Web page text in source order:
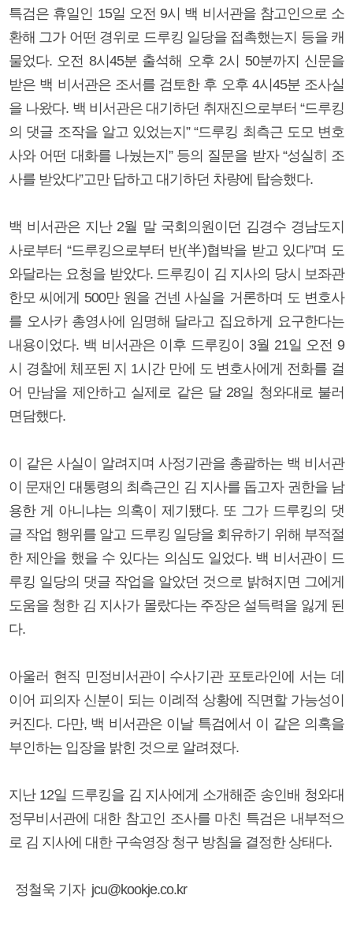
특검은 휴일인 15일 오전 9시 백 비서관을 참고인으로 소
환해 그가 어떤 경위로 드루킹 일당을 접촉했는지 등을 캐
물었다. 오전 8시45분 출석해 오후 2시 50분까지 신문을
받은 백 비서관은 조서를 검토한 후 오후 4시45분 조사실
을 나왔다. 백 비서관은 대기하던 취재진으로부터 “드루킹
의 댓글 조작을 알고 있었는지” “드루킹 최측근 도모 변호
사와 어떤 대화를 나눴는지” 등의 질문을 받자 “성실히 조
사를 받았다”고만 답하고 대기하던 차량에 탑승했다.
백 비서관은 지난 2월 말 국회의원이던 김경수 경남도지
사로부터 “드루킹으로부터 반(半)협박을 받고 있다”며 도
와달라는 요청을 받았다. 드루킹이 김 지사의 당시 보좌관
한모 씨에게 500만 원을 건넨 사실을 거론하며 도 변호사
를 오사카 총영사에 임명해 달라고 집요하게 요구한다는
내용이었다. 백 비서관은 이후 드루킹이 3월 21일 오전 9
시 경찰에 체포된 지 1시간 만에 도 변호사에게 전화를 걸
어 만남을 제안하고 실제로 같은 달 28일 청와대로 불러
면담했다.
이 같은 사실이 알려지며 사정기관을 총괄하는 백 비서관
이 문재인 대통령의 최측근인 김 지사를 돕고자 권한을 남
용한 게 아니냐는 의혹이 제기됐다. 또 그가 드루킹의 댓
글 작업 행위를 알고 드루킹 일당을 회유하기 위해 부적절
한 제안을 했을 수 있다는 의심도 일었다. 백 비서관이 드
루킹 일당의 댓글 작업을 알았던 것으로 밝혀지면 그에게
도움을 청한 김 지사가 몰랐다는 주장은 설득력을 잃게 된
다.
아울러 현직 민정비서관이 수사기관 포토라인에 서는 데
이어 피의자 신분이 되는 이례적 상황에 직면할 가능성이
커진다. 다만, 백 비서관은 이날 특검에서 이 같은 의혹을
부인하는 입장을 밝힌 것으로 알려졌다.
지난 12일 드루킹을 김 지사에게 소개해준 송인배 청와대
정무비서관에 대한 참고인 조사를 마친 특검은 내부적으
로 김 지사에 대한 구속영장 청구 방침을 결정한 상태다.
정철욱 기자 jcu@kookje.co.kr